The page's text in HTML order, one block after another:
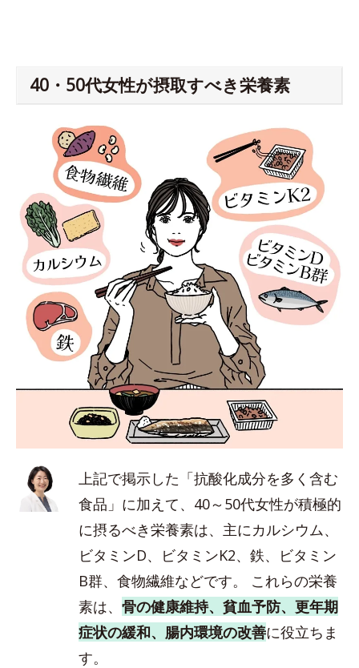
40・50代女性が摂取すべき栄養素
上記で掲示した「抗酸化成分を多く含む
食品」に加えて、40～50代女性が積極的
に摂るべき栄養素は、主にカルシウム、
ビタミンD、ビタミンK2、鉄、ビタミン
B群、食物繊維などです。 これらの栄養
素は、骨の健康維持、貧血予防、更年期
症状の緩和、腸内環境の改善に役立ちま
す。